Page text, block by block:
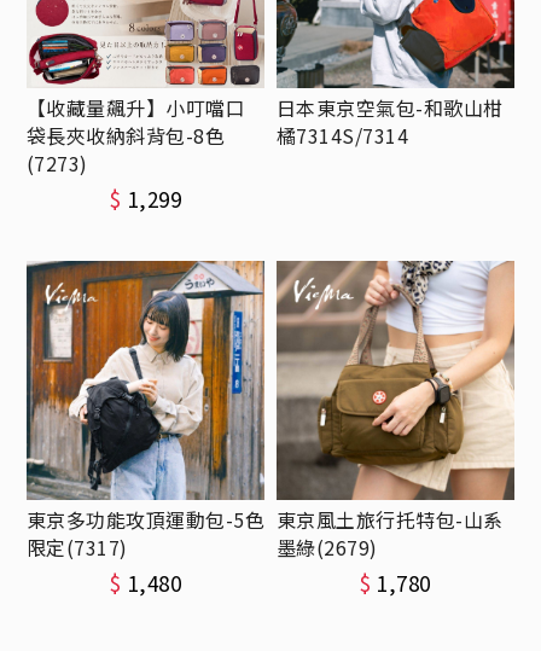
【收藏量飆升】小叮噹口
袋長夾收納斜背包-8色
(7273)
$ 1,299
日本東京空氣包-和歌山柑
橘7314S/7314
東京多功能攻頂運動包-5色
限定(7317)
$ 1,480
東京風土旅行托特包-山系
墨綠(2679)
$ 1,780